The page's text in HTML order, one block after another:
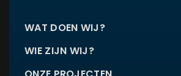
WAT DOEN WIJ?
WIE ZIJN WIJ?